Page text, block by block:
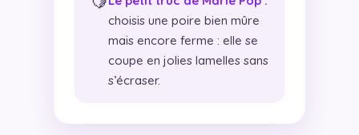
choisis une poire bien mûre
mais encore ferme : elle se
coupe en jolies lamelles sans
s’écraser.